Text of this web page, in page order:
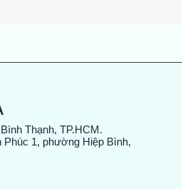
Thạnh, TP.HCM.
1, phường Hiệp Bình,